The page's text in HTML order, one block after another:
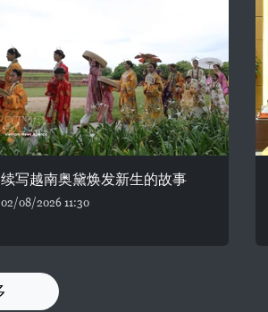
续写越南奥黛焕发新生的故事
02/08/2026 11:30